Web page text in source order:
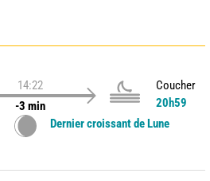
14:22
-3 min
Coucher
20h59
Dernier croissant de Lune